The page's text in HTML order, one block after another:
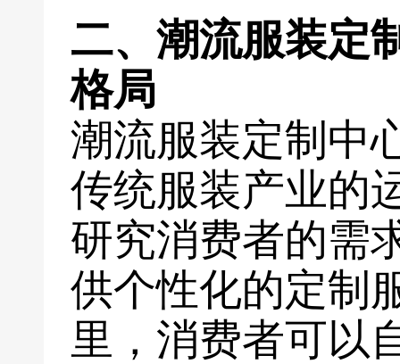
二、潮流服装定
格局
潮流服装定制中
传统服装产业的
研究消费者的需
供个性化的定制
里，消费者可以